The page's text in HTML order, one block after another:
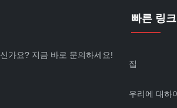
가요? 지금 바로 문의하세요!
빠른 링크
집
우리에 대하